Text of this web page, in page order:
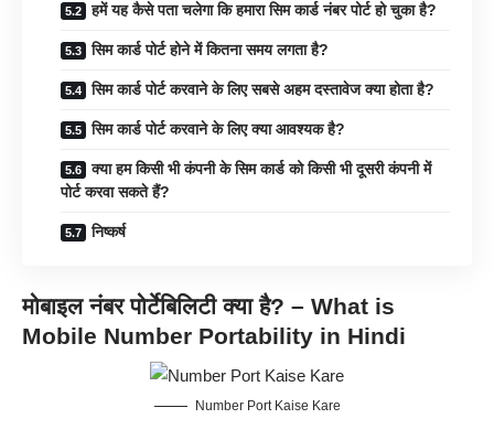
हमें यह कैसे पता चलेगा कि हमारा सिम कार्ड नंबर पोर्ट हो चुका है?
सिम कार्ड पोर्ट होने में कितना समय लगता है?
सिम कार्ड पोर्ट करवाने के लिए सबसे अहम दस्तावेज क्या होता है?
सिम कार्ड पोर्ट करवाने के लिए क्या आवश्यक है?
क्या हम किसी भी कंपनी के सिम कार्ड को किसी भी दूसरी कंपनी में
पोर्ट करवा सकते हैं?
निष्कर्ष
मोबाइल नंबर पोर्टेबिलिटी क्या है? – What is
Mobile Number Portability in Hindi
Number Port Kaise Kare